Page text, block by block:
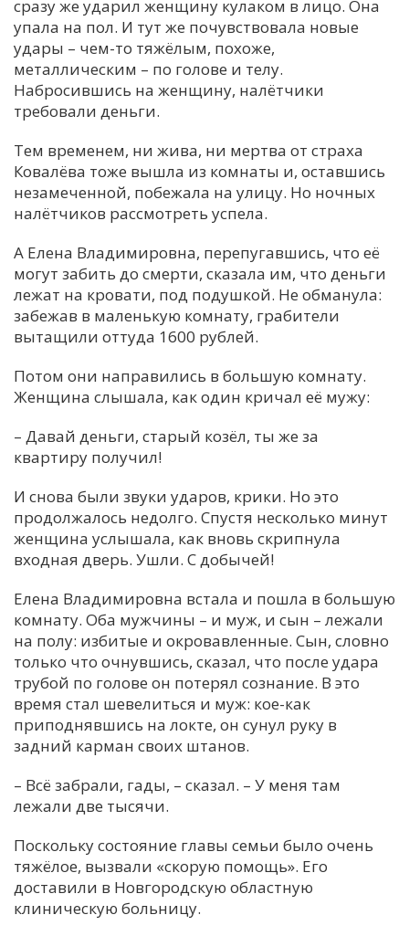
сразу же ударил женщину кулаком в лицо. Она
упала на пол. И тут же почувствовала новые
удары – чем-то тяжёлым, похоже,
металлическим – по голове и телу.
Набросившись на женщину, налётчики
требовали деньги.
Тем временем, ни жива, ни мертва от страха
Ковалёва тоже вышла из комнаты и, оставшись
незамеченной, побежала на улицу. Но ночных
налётчиков рассмотреть успела.
А Елена Владимировна, перепугавшись, что её
могут забить до смерти, сказала им, что деньги
лежат на кровати, под подушкой. Не обманула:
забежав в маленькую комнату, грабители
вытащили оттуда 1600 рублей.
Потом они направились в большую комнату.
Женщина слышала, как один кричал её мужу:
– Давай деньги, старый козёл, ты же за
квартиру получил!
И снова были звуки ударов, крики. Но это
продолжалось недолго. Спустя несколько минут
женщина услышала, как вновь скрипнула
входная дверь. Ушли. С добычей!
Елена Владимировна встала и пошла в большую
комнату. Оба мужчины – и муж, и сын – лежали
на полу: избитые и окровавленные. Сын, словно
только что очнувшись, сказал, что после удара
трубой по голове он потерял сознание. В это
время стал шевелиться и муж: кое-как
приподнявшись на локте, он сунул руку в
задний карман своих штанов.
– Всё забрали, гады, – сказал. – У меня там
лежали две тысячи.
Поскольку состояние главы семьи было очень
тяжёлое, вызвали «скорую помощь». Его
доставили в Новгородскую областную
клиническую больницу.